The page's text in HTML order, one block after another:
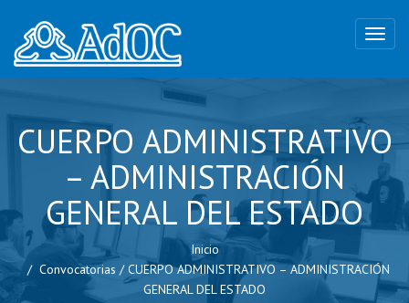
CUERPO ADMINISTRATIVO
– ADMINISTRACIÓN
GENERAL DEL ESTADO
Inicio
Convocatorias /CUERPO ADMINISTRATIVO – ADMINISTRACIÓN
GENERAL DEL ESTADO